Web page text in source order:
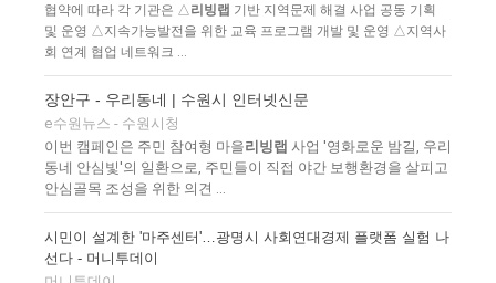
협약에 따라 각 기관은 △ 리빙랩 기반 지역문제 해결 사업 공동 기획
및 운영 △지속가능발전을 위한 교육 프로그램 개발 및 운영 △지역사
회 연계 협업 네트워크 ...
장안구 - 우리동네 | 수원시 인터넷신문
e수원뉴스 - 수원시청
이번 캠페인은 주민 참여형 마을리빙랩 사업 '영화로운 밤길, 우리
동네 안심빛'의 일환으로, 주민들이 직접 야간 보행환경을 살피고
안심골목 조성을 위한 의견 ...
시민이 설계한 '마주센터'…광명시 사회연대경제 플랫폼 실험 나
선다 - 머니투데이